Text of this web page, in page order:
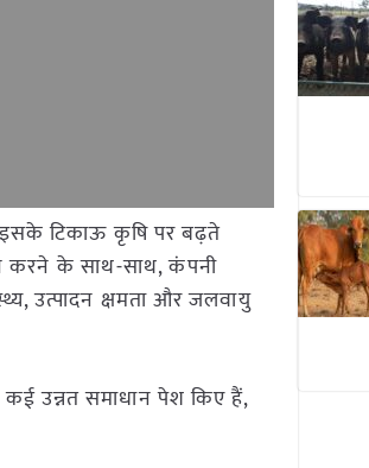
इसके टिकाऊ कृषि पर बढ़ते
करने के साथ-साथ, कंपनी
उत्पादन क्षमता और जलवायु
उन्नत समाधान पेश किए हैं,